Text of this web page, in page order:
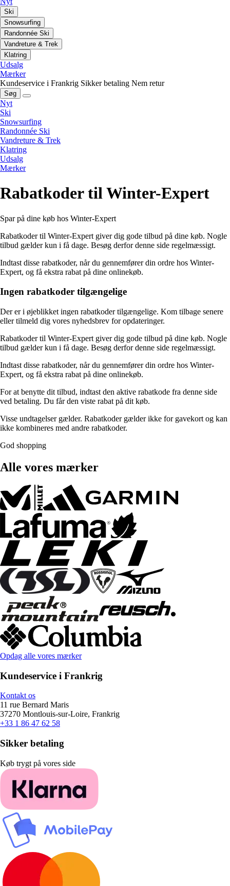
Ski
Snowsurfing
Randonnée Ski
Vandreture & Trek
Klatring
Udsalg
Mærker
Kundeservice i Frankrig Sikker betaling Nem retur
Søg
Nyt
Ski
Snowsurfing
Randonnée Ski
Vandreture & Trek
Klatring
Udsalg
Mærker
Rabatkoder til Winter-Expert
Spar på dine køb hos Winter-Expert
Rabatkoder til Winter-Expert giver dig gode tilbud på dine køb. Nogle
tilbud gælder kun i få dage. Besøg derfor denne side regelmæssigt.
Indtast disse rabatkoder, når du gennemfører din ordre hos Winter-
Expert, og få ekstra rabat på dine onlinekøb.
Ingen rabatkoder tilgængelige
Der er i øjeblikket ingen rabatkoder tilgængelige. Kom tilbage senere
eller tilmeld dig vores nyhedsbrev for opdateringer.
Rabatkoder til Winter-Expert giver dig gode tilbud på dine køb. Nogle
tilbud gælder kun i få dage. Besøg derfor denne side regelmæssigt.
Indtast disse rabatkoder, når du gennemfører din ordre hos Winter-
Expert, og få ekstra rabat på dine onlinekøb.
For at benytte dit tilbud, indtast den aktive rabatkode fra denne side
ved betaling. Du får den viste rabat på dit køb.
Visse undtagelser gælder. Rabatkoder gælder ikke for gavekort og kan
ikke kombineres med andre rabatkoder.
God shopping
Alle vores mærker
Opdag alle vores mærker
Kundeservice i Frankrig
Kontakt os
11 rue Bernard Maris
37270 Montlouis-sur-Loire, Frankrig
+33 1 86 47 62 58
Sikker betaling
Køb trygt på vores side